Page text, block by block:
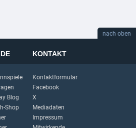
nach oben
Blog
Shop
KONTAKT
Kontaktformular
Facebook
X
Mediadaten
Impressum